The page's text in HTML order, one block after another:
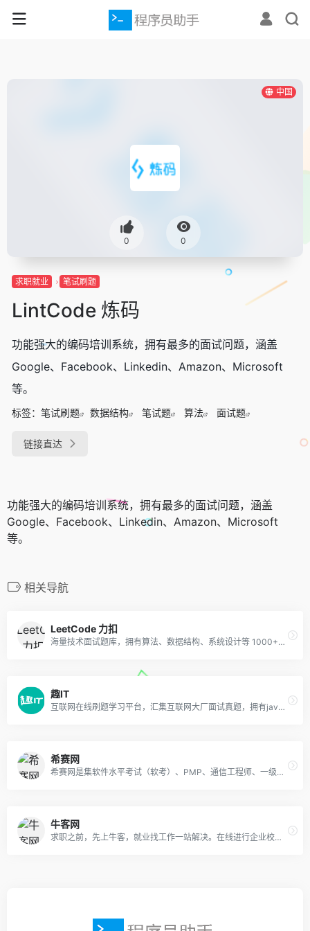
中国
0 0
求职就业 笔试刷题
LintCode 炼码
功能强大的编码培训系统，拥有最多的面试问题，涵盖
Google、Facebook、Linkedin、Amazon、Microsoft
等。
标签： 笔试刷题 数据结构 笔试题 算法 面试题
链接直达
功能强大的编码培训系统，拥有最多的面试问题，涵盖
Google、Facebook、Linkedin、Amazon、Microsoft
等。
相关导航
LeetCode 力扣
海量技术面试题库，拥有算法、数据结构、系统设计等 1000+题目，帮助你高效提升编程技能，轻松拿下世界 IT 名企 Dream Offer。
趣IT
互联网在线刷题学习平台，汇集互联网大厂面试真题，拥有java、C++、Python、前端、产品经理、软件测试、新媒体运营等多个热门IT岗位面试笔试题库，提供能力测评、面试刷题、笔试刷题、程序员刷题、面试经验分享、IT技术交流、实习内推等服务。
希赛网
希赛网是集软件水平考试（软考）、PMP、通信工程师、一级建造师、二级建造师、教师资格证、人力资源管理师等考试培训及企业内训辅导机构，提供软考（信息系统项目管理师、系统集成项目管理工程师、网络工程师等软考所有级别科目）、PMP、通信工程师、一建和二建等考试的报名时间及入口、成绩查询入口、历年真题库及答案、网络课堂、面授培训、出版辅导教材、视频教程和讲师答疑等于一体的在线教育服务平台。
牛客网
求职之前，先上牛客，就业找工作一站解决。在线进行企业校招实习笔试面试真题模拟考试练习，全面提升求职竞争力，找到好工作，拿到好offer。